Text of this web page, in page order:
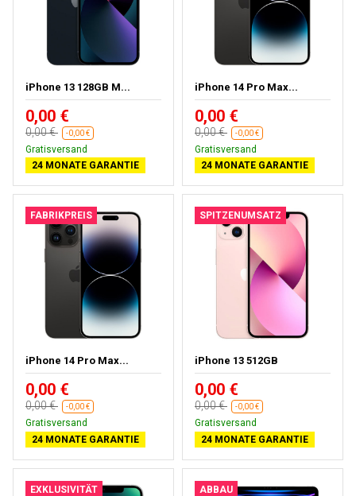
iPhone 13 128GB M...
0,00 €
0,00 € -0,00 €
Gratisversand
24 MONATE GARANTIE
iPhone 14 Pro Max...
0,00 €
0,00 € -0,00 €
Gratisversand
24 MONATE GARANTIE
FABRIKPREIS
iPhone 14 Pro Max...
0,00 €
0,00 € -0,00 €
Gratisversand
24 MONATE GARANTIE
SPITZENUMSATZ
iPhone 13 512GB
0,00 €
0,00 € -0,00 €
Gratisversand
24 MONATE GARANTIE
EXKLUSIVITÄT ABBAU